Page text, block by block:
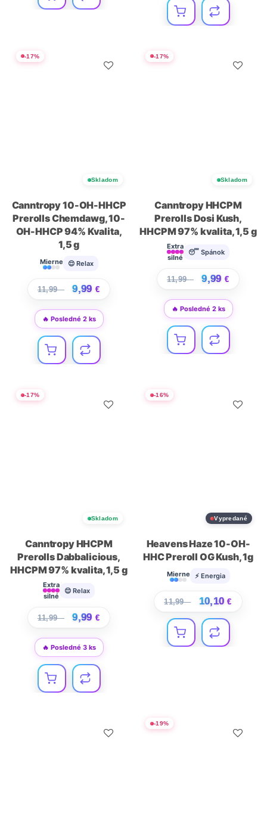
-17%
Skladom
Canntropy 10-OH-HHCP
Prerolls Chemdawg, 10-
OH-HHCP 94% Kvalita,
1,5 g
Mierne 😌 Relax
11,99€ 9,99 €
🔥 Posledné 2 ks
-17%
Skladom
Canntropy HHCPM
Prerolls Dosi Kush,
HHCPM 97% kvalita, 1,5 g
Extra
silné
😴 Spánok
11,99€ 9,99 €
🔥 Posledné 2 ks
-17%
Skladom
Canntropy HHCPM
Prerolls Dabbalicious,
HHCPM 97% kvalita, 1,5 g
Extra
silné
😌 Relax
11,99€ 9,99 €
🔥 Posledné 3 ks
-16%
Vypredané
Heavens Haze 10-OH-
HHC Preroll OG Kush, 1g
Mierne ⚡ Energia
11,99€ 10,10€
-19%